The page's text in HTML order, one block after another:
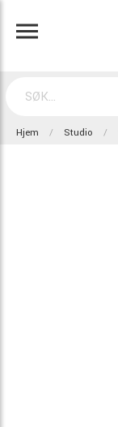
Hjem Studio